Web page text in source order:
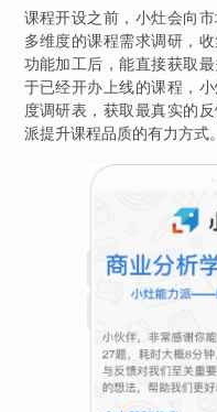
课程开设之前，小灶会向
多维度的课程需求调研，
功能加工后，能直接获取
于已经开办上线的课程，
度调研表，获取最真实的
派提升课程品质的有力方式。